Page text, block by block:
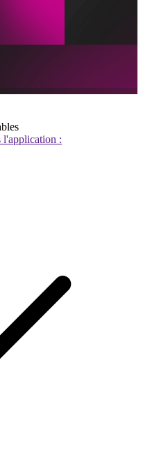
l'application :